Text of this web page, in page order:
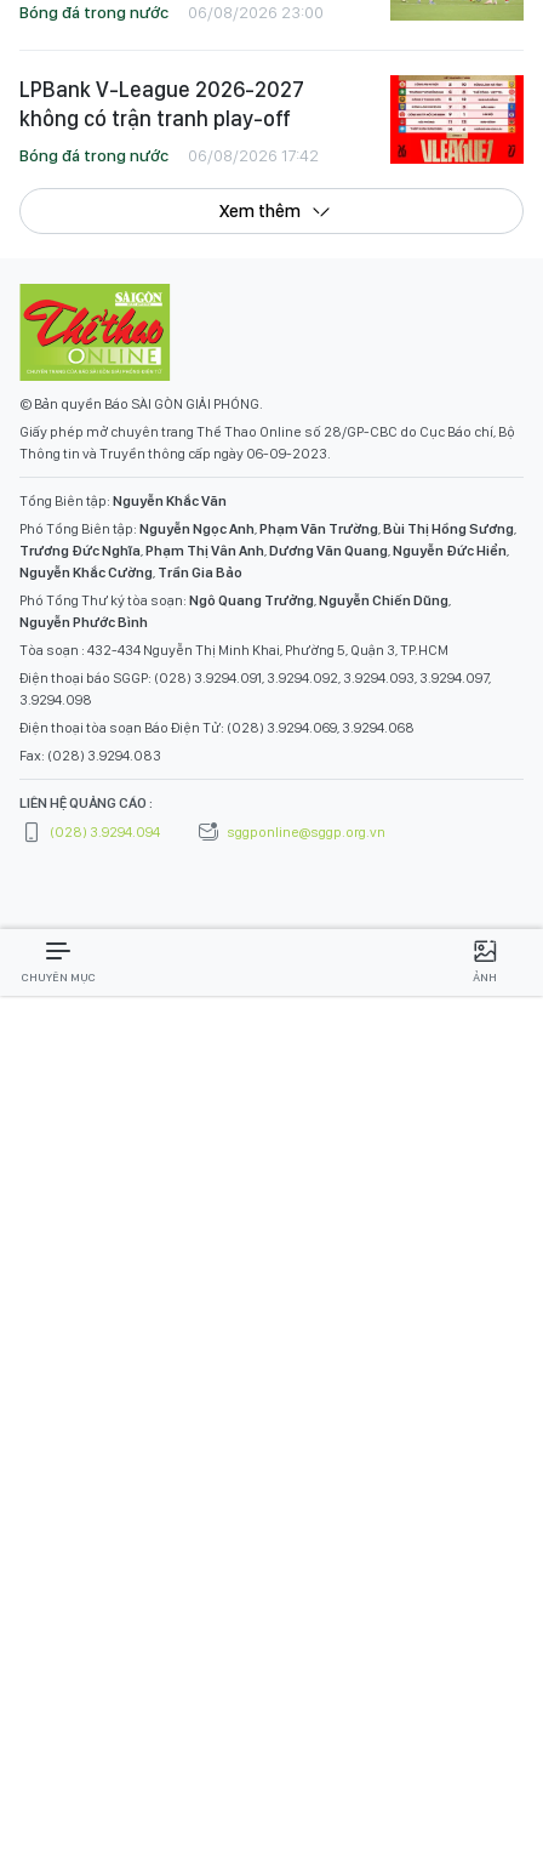
Bóng đá trong nước 06/08/2026 23:00
LPBank V-League 2026-2027
không có trận tranh play-off
Bóng đá trong nước 06/08/2026 17:42
Xem thêm
© Bản quyền Báo SÀI GÒN GIẢI PHÓNG.
Giấy phép mở chuyên trang Thể Thao Online số 28/GP-CBC do Cục Báo chí, Bộ
Thông tin và Truyền thông cấp ngày 06-09-2023.
Tổng Biên tập: Nguyễn Khắc Văn
Phó Tổng Biên tập: Nguyễn Ngọc Anh Phạm Văn Trường Bùi Thị Hồng Sương
Trương Đức Nghĩa Phạm Thị Vân Anh Dương Văn Quang Nguyễn Đức Hiển
Nguyễn Khắc Cường Trần Gia Bảo
Phó Tổng Thư ký tòa soạn: Ngô Quang Trưởng Nguyễn Chiến Dũng
Nguyễn Phước Bình
Tòa soạn : 432-434 Nguyễn Thị Minh Khai, Phường 5, Quận 3, TP.HCM
Điện thoại báo SGGP: (028) 3.9294.091, 3.9294.092, 3.9294.093, 3.9294.097,
3.9294.098
Điện thoại tòa soạn Báo Điện Tử: (028) 3.9294.069, 3.9294.068
Fax: (028) 3.9294.083
LIÊN HỆ QUẢNG CÁO :
(028) 3.9294.094
sggponline@sggp.org.vn
CHUYÊN MỤC ẢNH